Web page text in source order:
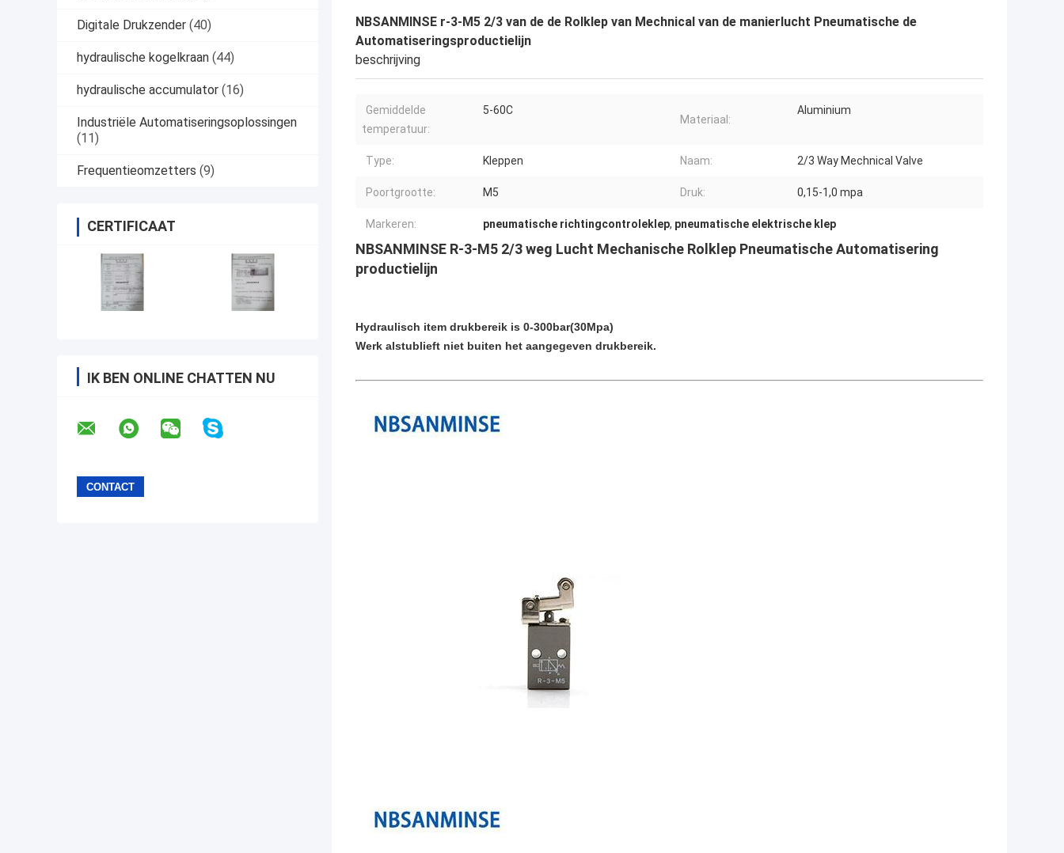
Digitale Drukzender (40)
hydraulische kogelkraan (44)
hydraulische accumulator (16)
Industriële Automatiseringsoplossingen
(11)
Frequentieomzetters (9)
CERTIFICAAT
IK BEN ONLINE CHATTEN NU
NBSANMINSE r-3-M5 2/3 van de de Rolklep van Mechnical van de manierlucht Pneumatische de
Automatiseringsproductielijn
beschrijving
Gemiddelde
temperatuur:
5-60C
Materiaal:
Aluminium
Type: Kleppen Naam: 2/3 Way Mechnical Valve
Poortgrootte: M5 Druk: 0,15-1,0 mpa
Markeren: pneumatische richtingcontroleklep, pneumatische elektrische klep
NBSANMINSE R-3-M5 2/3 weg Lucht Mechanische Rolklep Pneumatische Automatisering
productielijn
Hydraulisch item drukbereik is 0-300bar(30Mpa)
Werk alstublieft niet buiten het aangegeven drukbereik.